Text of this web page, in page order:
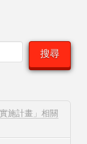
搜尋
施計畫」相關